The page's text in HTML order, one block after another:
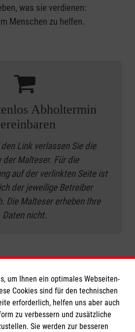
was sie verdienen:
Menschen zu helfen.
Abholtermin
Link verlassen Sie die
der Malteser. Für die
auf der verlinkten Seite ist
der jeweilige Betreiber
Die Malteser erheben Ihre
Daten nicht.
um Ihnen ein optimales Webseiten-
Cookies sind für den technischen
erforderlich, helfen uns aber auch
zu verbessern und zusätzliche
Sie werden zur besseren